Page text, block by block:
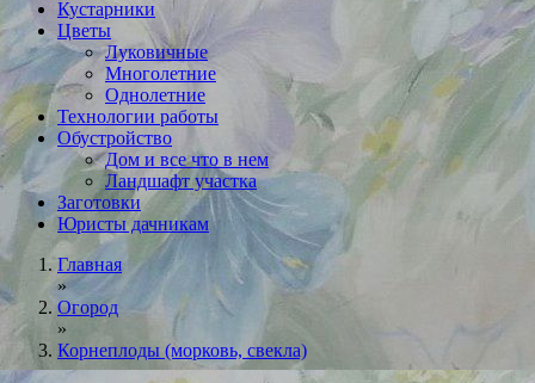
Кустарники
Цветы
Луковичные
Многолетние
Однолетние
Технологии работы
Обустройство
Дом и все что в нем
Ландшафт участка
Заготовки
Юристы дачникам
Главная
»
Огород
»
Корнеплоды (морковь, свекла)